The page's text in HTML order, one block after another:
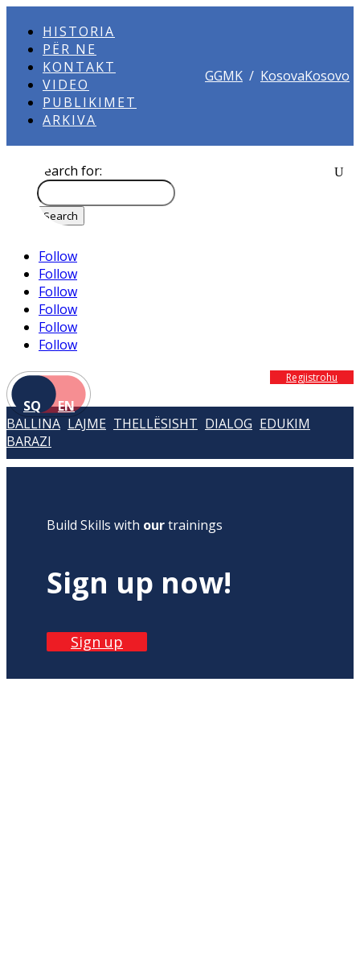
HISTORIA
PËR NE
KONTAKT
VIDEO
PUBLIKIMET
ARKIVA
GGMK / KosovaKosovo
Search for:
Follow
Follow
Follow
Follow
Follow
Follow
SQ EN
Regjistrohu
BALLINA LAJME THELLËSISHT DIALOG EDUKIM
BARAZI
Build Skills with ourtrainings
Sign up now!
Sign up